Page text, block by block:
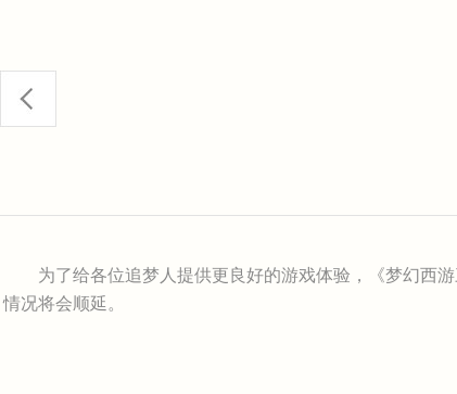
为了给各位追梦人提供更良好的游戏体验，《梦幻西游
情况将会顺延。